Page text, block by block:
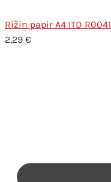
Rižin papir A4 ITD R0041
2,29 €